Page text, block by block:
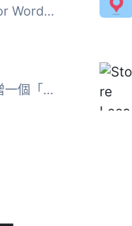
Store Locator for WordPress 是一款簡單易用的外掛，讓您能...
在您的網站上新增一個「位置」頁面，以幫助您的客戶找到最接...